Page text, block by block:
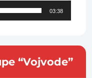
03:38
“Vojvode”